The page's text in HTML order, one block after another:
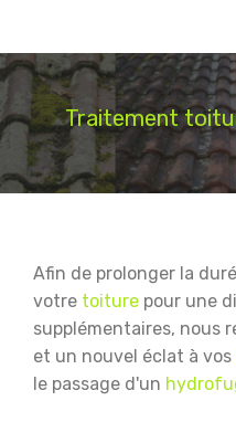
Traitement
Afin de prolonger la
votre toiture pour une
supplémentaires, nous
et un nouvel éclat à vos
le passage d'un